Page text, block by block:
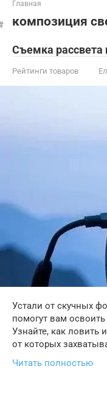
Главная
композиция
Съемка рассвета
Рейтинги товаров
Устали от скучных
помогут вам
Узнайте, как ловить
от которых
Читать полностью